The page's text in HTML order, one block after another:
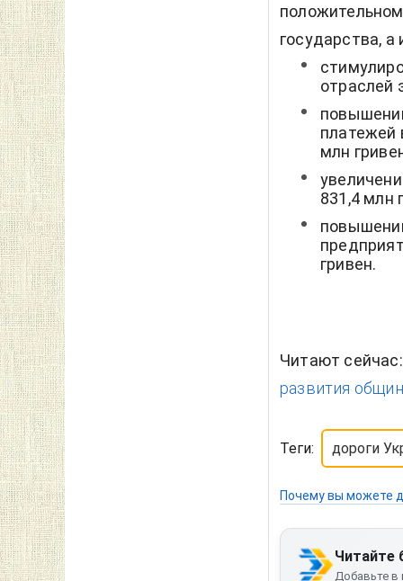
государства, а
отраслей
платежей
млн
831,4 млн
гривен.
Читают
развития
Теги: дороги
Почему вы можете
Читайте
Добавьте в